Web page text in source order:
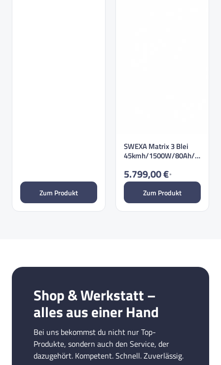
Zum Produkt
SWEXA Matrix 3 Blei
45kmh/1500W/80Ah/2
5.799,00 €*
Zum Produkt
Shop & Werkstatt –
alles aus einer Hand
Bei uns bekommst du nicht nur Top-
Produkte, sondern auch den Service, der
dazugehört. Kompetent. Schnell. Zuverlässig.